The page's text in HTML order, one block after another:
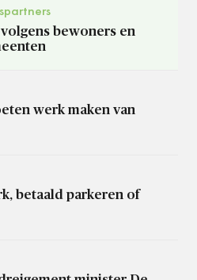
bewoners en
werk maken van
betaald parkeren of